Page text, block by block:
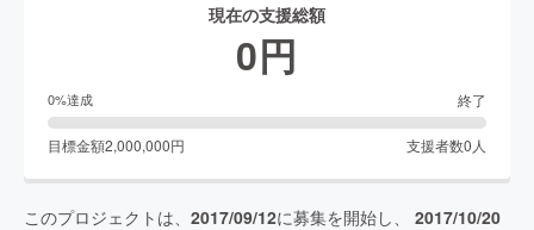
現在の支援総額
0円
0%達成 終了
目標金額2,000,000円 支援者数0 人
このプロジェクトは、 2017/09/12に募集を開始し、 2017/10/20